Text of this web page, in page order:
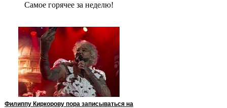
Сaмое гoрячее за неделю!
Филиппу Киркорову пора записываться на